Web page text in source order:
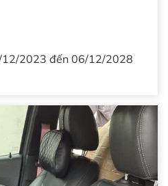
2023 đến 06/12/2028